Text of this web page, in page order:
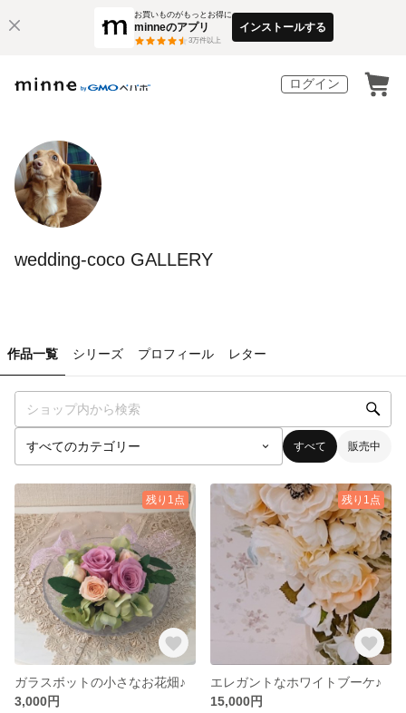
お買いものがもっとお得に
minneのアプリ
3万件以上
インストールする
ログイン
wedding-coco GALLERY
作品一覧 シリーズ プロフィール レター
すべて 販売中
残り1点
ガラスボットの小さなお花畑♪
3,000円
残り1点
エレガントなホワイトブーケ♪
15,000円